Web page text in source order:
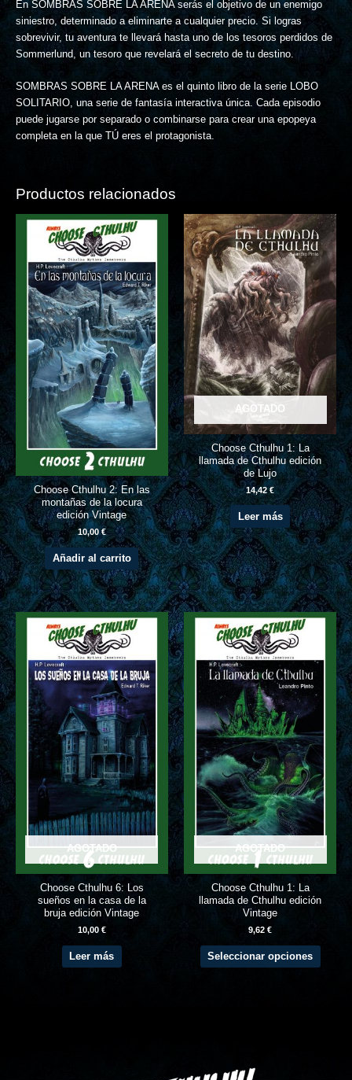
En SOMBRAS SOBRE LA ARENA serás el objetivo de un enemigo
siniestro, determinado a eliminarte a cualquier precio. Si logras
sobrevivir, tu aventura te llevará hasta uno de los tesoros perdidos de
Sommerlund, un tesoro que revelará el secreto de tu destino.
SOMBRAS SOBRE LA ARENA es el quinto libro de la serie LOBO
SOLITARIO, una serie de fantasía interactiva única. Cada episodio
puede jugarse por separado o combinarse para crear una epopeya
completa en la que TÚ eres el protagonista.
Productos relacionados
Choose Cthulhu 2: En las
montañas de la locura
edición Vintage
10,00 €
Añadir al carrito
AGOTADO
Choose Cthulhu 1: La
llamada de Cthulhu edición
de Lujo
14,42€
Leer más
AGOTADO
Choose Cthulhu 6: Los
sueños en la casa de la
bruja edición Vintage
10,00 €
Leer más
AGOTADO
Choose Cthulhu 1: La
llamada de Cthulhu edición
Vintage
9,62€
Seleccionar opciones
Este
tiene
se
elegir
en
la
de